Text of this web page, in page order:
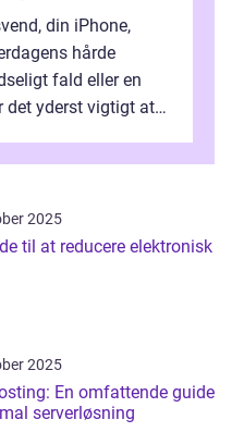
din iPhone,
hårde
fald eller en
det yderst vigtigt at
2025
til at reducere elektronisk
2025
En omfattende guide
serverløsning